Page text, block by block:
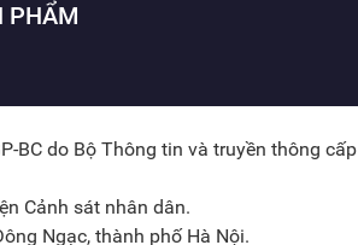
PHẨM
BC do Bộ Thông tin và truyền thông
Cảnh sát nhân dân.
Ngạc, thành phố Hà Nội.